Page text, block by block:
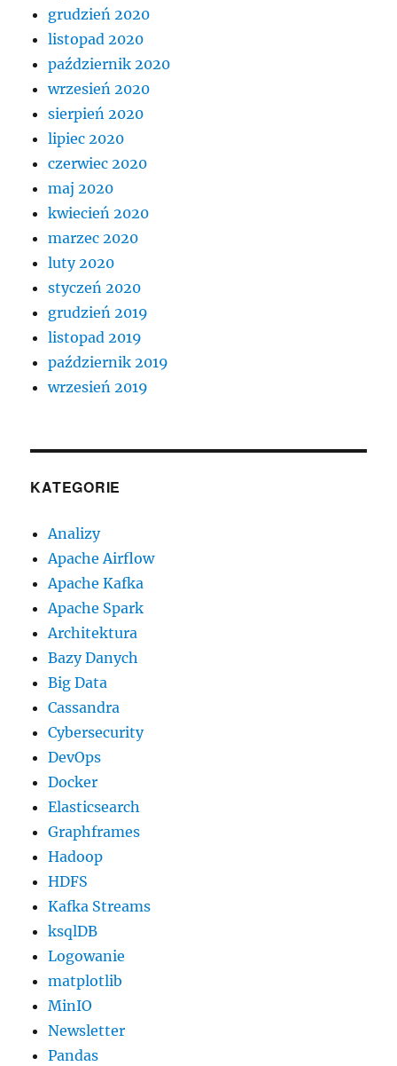
grudzień 2020
listopad 2020
październik 2020
wrzesień 2020
sierpień 2020
lipiec 2020
czerwiec 2020
maj 2020
kwiecień 2020
marzec 2020
luty 2020
styczeń 2020
grudzień 2019
listopad 2019
październik 2019
wrzesień 2019
KATEGORIE
Analizy
Apache Airflow
Apache Kafka
Apache Spark
Architektura
Bazy Danych
Big Data
Cassandra
Cybersecurity
DevOps
Docker
Elasticsearch
Graphframes
Hadoop
HDFS
Kafka Streams
ksqlDB
Logowanie
matplotlib
MinIO
Newsletter
Pandas